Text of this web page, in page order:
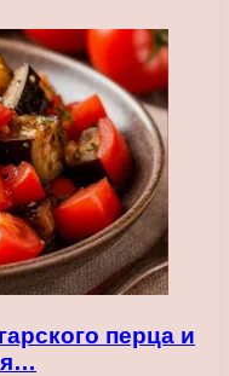
перца и